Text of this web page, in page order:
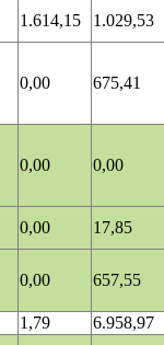
1.614,15
1.029,53
0,00 675,41
0,00 0,00
0,00
17,85
0,00 657,55
1,79
6.958,97